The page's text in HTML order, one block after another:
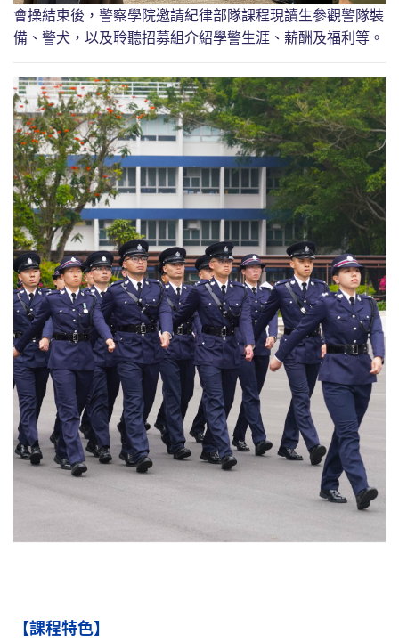
會操結束後，警察學院邀請紀律部隊課程現讀生參觀警隊裝
備、警犬，以及聆聽招募組介紹學警生涯、薪酬及福利等。
【課程特色】